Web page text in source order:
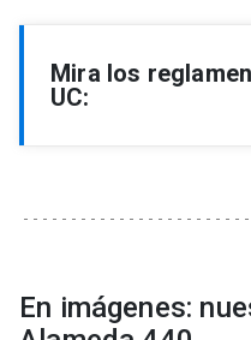
Mira los
UC:
Reglamento de
de Magíster en
En imágenes: